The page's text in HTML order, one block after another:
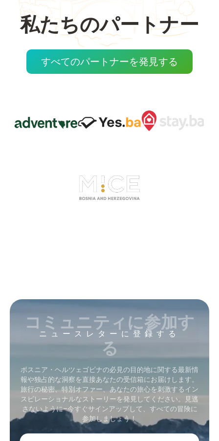
私たちのパートナー
すべてのパートナーを発見する
ニュースレターに登録する
コミュニティに参加す
る
ボスニア・ヘルツェゴビナの必見の目的地に関する最新情
報や独占的な洞察を直接あなたの受信箱にお届けします。
旅行の秘密、特別オファー、あなたの旅心を刺激するイン
スピレーショナルなストーリーを発見してください。見逃
さないように–今すぐサインアップして、すべての冒険に
参加しましょう！